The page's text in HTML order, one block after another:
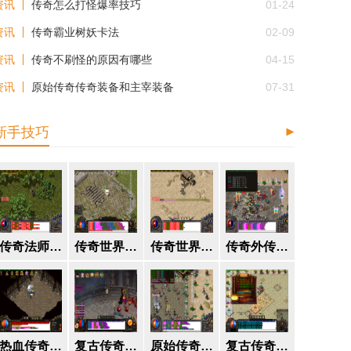
讯 传奇怎么打怪爆率技巧 01-24
讯 传奇霸业树妖卡法 02-09
讯 传奇不刷怪的原因有哪些 04-15
讯 原始传奇传奇装备和主宰装备 07-31
手技巧
传奇法师召唤的宝宝怎么升级 传奇世界勋章荣誉怎么获取 传奇世界挖矿技巧 传奇外传尸王爆什么
热血传奇丛林迷宫爆点 复古传奇最高几转 原始传奇主宰装备怎么熔炉不了 复古传奇嗜血术和符的区别